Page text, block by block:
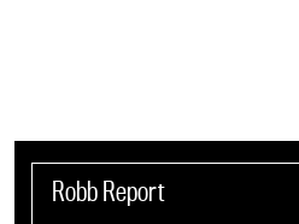
Robb Report